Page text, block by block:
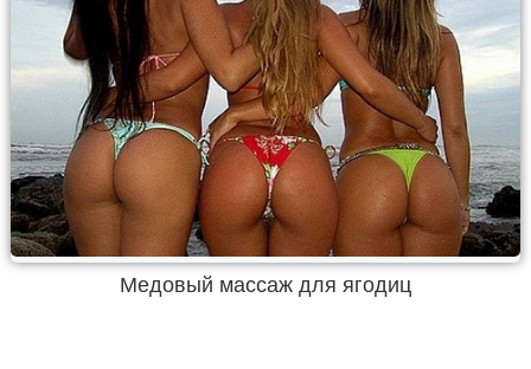
Медовый массаж для ягодиц